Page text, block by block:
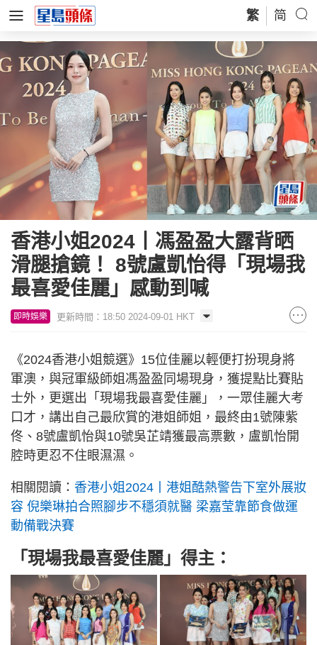
繁 简
香港小姐2024丨馮盈盈大露背晒
滑腿搶鏡！ 8號盧凱怡得「現場我
最喜愛佳麗」感動到喊
即時娛樂 更新時間：18:50 2024-09-01 HKT
《2024香港小姐競選》15位佳麗以輕便打扮現身將
軍澳，與冠軍級師姐馮盈盈同場現身，獲提點比賽貼
士外，更選出「現場我最喜愛佳麗」，一眾佳麗大考
口才，講出自己最欣賞的港姐師姐，最終由1號陳紫
佟、8號盧凱怡與10號吳芷靖獲最高票數，盧凱怡開
腔時更忍不住眼濕濕。
相關閱讀： 香港小姐2024丨港姐酷熱警告下室外展妝
容 倪樂琳拍合照腳步不穩須就醫 梁嘉莹靠節食做運
動備戰決賽
「現場我最喜愛佳麗」得主：